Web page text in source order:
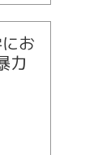
お
力